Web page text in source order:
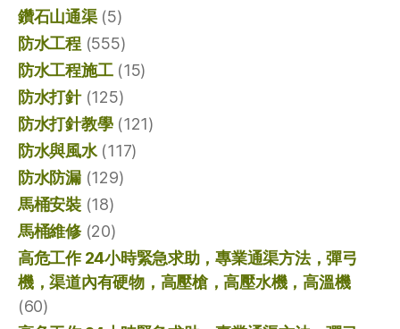
鑽石山通渠(5)
防水工程(555)
防水工程施工(15)
防水打針(125)
防水打針教學(121)
防水與風水(117)
防水防漏(129)
馬桶安裝(18)
馬桶維修(20)
高危工作 24小時緊急求助，專業通渠方法，彈弓
機，渠道內有硬物，高壓槍，高壓水機，高溫機
(60)